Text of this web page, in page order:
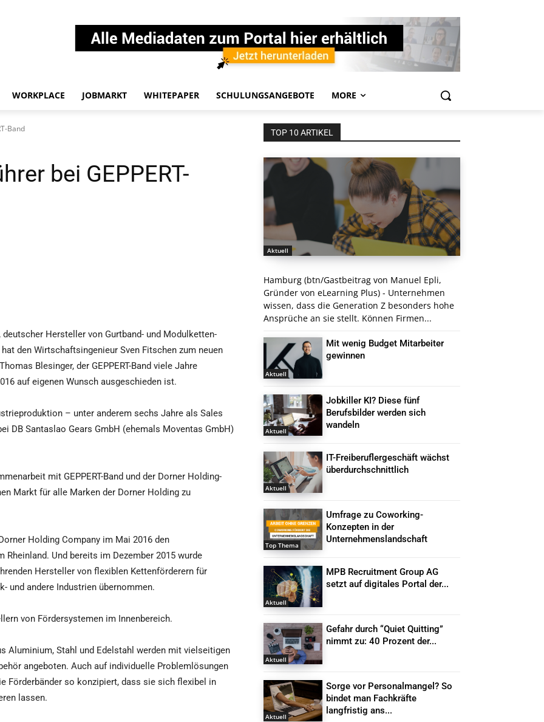
WORKPLACE JOBMARKT WHITEPAPER SCHULUNGSANGEBOTE MORE
Band
bei GEPPERT-
deutscher Hersteller von Gurtband- und Modulketten-
hat den Wirtschaftsingenieur Sven Fitschen zum neuen
Blesinger, der GEPPERT-Band viele Jahre
auf eigenen Wunsch ausgeschieden ist.
– unter anderem sechs Jahre als Sales
DB Santaslao Gears GmbH (ehemals Moventas GmbH)
mit GEPPERT-Band und der Dorner Holding-
Markt für alle Marken der Dorner Holding zu
Holding Company im Mai 2016 den
Rheinland. Und bereits im Dezember 2015 wurde
Hersteller von flexiblen Kettenförderern für
und andere Industrien übernommen.
von Fördersystemen im Innenbereich.
Aluminium, Stahl und Edelstahl werden mit vielseitigen
angeboten. Auch auf individuelle Problemlösungen
Förderbänder so konzipiert, dass sie sich flexibel in
lassen.
TOP 10 ARTIKEL
Aktuell
Hamburg (btn/Gastbeitrag von Manuel Epli,
Gründer von eLearning Plus) - Unternehmen
wissen, dass die Generation Z besonders hohe
Ansprüche an sie stellt. Können Firmen...
Aktuell
Mit wenig Budget Mitarbeiter
gewinnen
Aktuell
Jobkiller KI? Diese fünf
Berufsbilder werden sich
wandeln
Aktuell
IT-Freiberuflergeschäft wächst
überdurchschnittlich
Top Thema
Umfrage zu Coworking-
Konzepten in der
Unternehmenslandschaft
Aktuell
MPB Recruitment Group AG
setzt auf digitales Portal der...
Aktuell
Gefahr durch “Quiet Quitting”
nimmt zu: 40 Prozent der...
Aktuell
Sorge vor Personalmangel? So
bindet man Fachkräfte
langfristig ans...